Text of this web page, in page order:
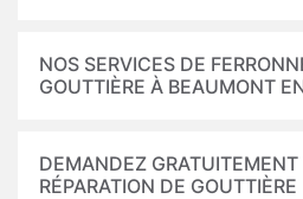
NOS SERVICES DE
GOUTTIÈRE À BEAUMONT
DEMANDEZ GRATUITEMENT
RÉPARATION DE GOUTTIÈRE